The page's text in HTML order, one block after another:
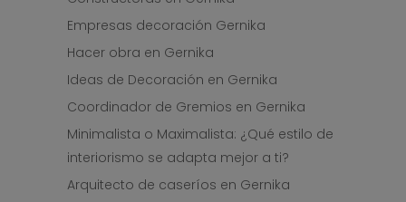
Empresas decoración Gernika
Hacer obra en Gernika
Ideas de Decoración en Gernika
Coordinador de Gremios en Gernika
Minimalista o Maximalista: ¿Qué estilo de
interiorismo se adapta mejor a ti?
Arquitecto de caseríos en Gernika